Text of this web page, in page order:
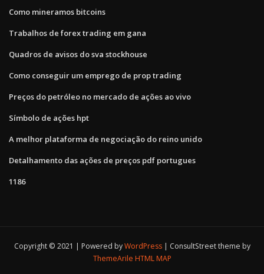
Como mineramos bitcoins
Trabalhos de forex trading em gana
Quadros de avisos do sva stockhouse
Como conseguir um emprego de prop trading
Preços do petróleo no mercado de ações ao vivo
Símbolo de ações hpt
A melhor plataforma de negociação do reino unido
Detalhamento das ações de preços pdf portugues
1186
Copyright © 2021 | Powered byWordPress
ConsultStreet theme by
ThemeArile HTML MAP